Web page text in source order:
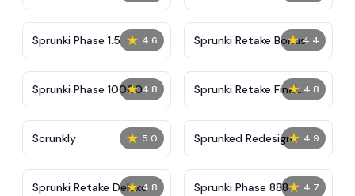
★ 4.6
Sprunki Phase 1.5 ★ 4.4
Sprunki Retake Bonus
★ 4.8
Sprunki Phase 10000 ★ 4.8
Sprunki Retake Final
Update
★ 5.0
Scrunkly ★ 4.9
Sprunked Redesign
★ 4.8
Sprunki Retake Deluxe ★ 4.7
Sprunki Phase 888